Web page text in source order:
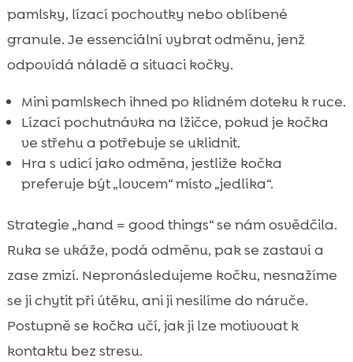
pamlsky, lízací pochoutky nebo oblíbené
granule. Je essenciální vybrat odměnu, jenž
odpovídá náladě a situaci kočky.
Mini pamlskech ihned po klidném doteku k ruce.
Lízací pochutnávka na lžičce, pokud je kočka
ve střehu a potřebuje se uklidnit.
Hra s udicí jako odměna, jestliže kočka
preferuje být „lovcem“ místo „jedlíka“.
Strategie „hand = good things“ se nám osvědčila.
Ruka se ukáže, podá odměnu, pak se zastaví a
zase zmizí. Nepronásledujeme kočku, nesnažíme
se ji chytit při útěku, ani ji nesilíme do náruče.
Postupně se kočka učí, jak ji lze motivovat k
kontaktu bez stresu.